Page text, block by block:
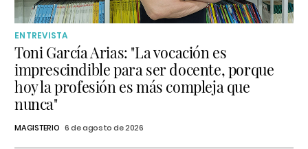
ENTREVISTA
Toni García Arias: "La vocación es
imprescindible para ser docente, porque
hoy la profesión es más compleja que
nunca"
MAGISTERIO 6 de agosto de 2026